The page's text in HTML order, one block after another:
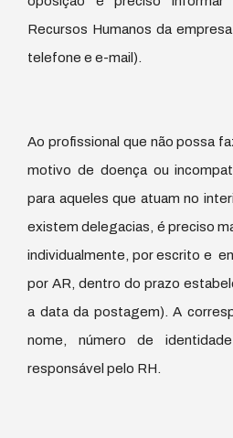
Recursos Humanos da
telefone e e-mail).
Ao profissional que não possa
motivo de doença ou
para aqueles que atuam no
existem delegacias, é preciso
individualmente, por escrito e
por AR, dentro do prazo
a data da postagem). A
nome, número de
responsável pelo RH.